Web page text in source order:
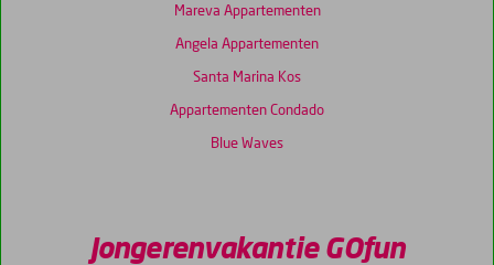
Mareva Appartementen
Angela Appartementen
Santa Marina Kos
Appartementen Condado
Blue Waves
Jongerenvakantie GOfun